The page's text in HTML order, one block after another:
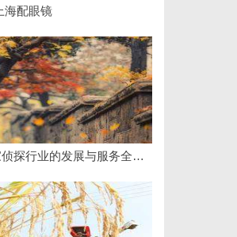
海配眼镜
揭秘天津私家侦探行业的发展与服务全解析